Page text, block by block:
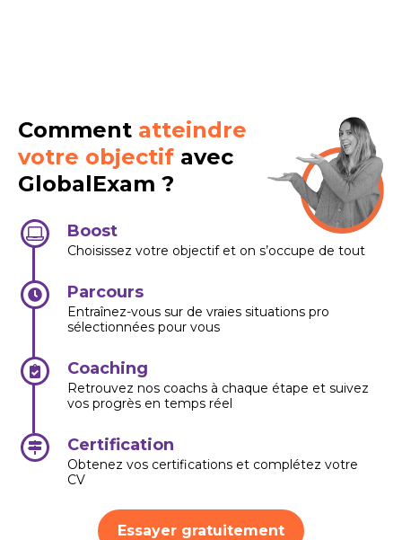
Comment atteindre
votre objectif avec
GlobalExam ?
Boost
Choisissez votre objectif et on s’occupe de tout
Parcours
Entraînez-vous sur de vraies situations pro
sélectionnées pour vous
Coaching
Retrouvez nos coachs à chaque étape et suivez
vos progrès en temps réel
Certification
Obtenez vos certifications et complétez votre
CV
Essayer gratuitement